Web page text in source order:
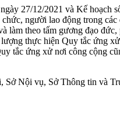
27/12/2021 và Kế hoạch
người lao động trong các
làm theo tấm gương đạo
thực hiện Quy tắc ứng
tắc ứng xử nơi công cộng
Nội vụ, Sở Thông tin và